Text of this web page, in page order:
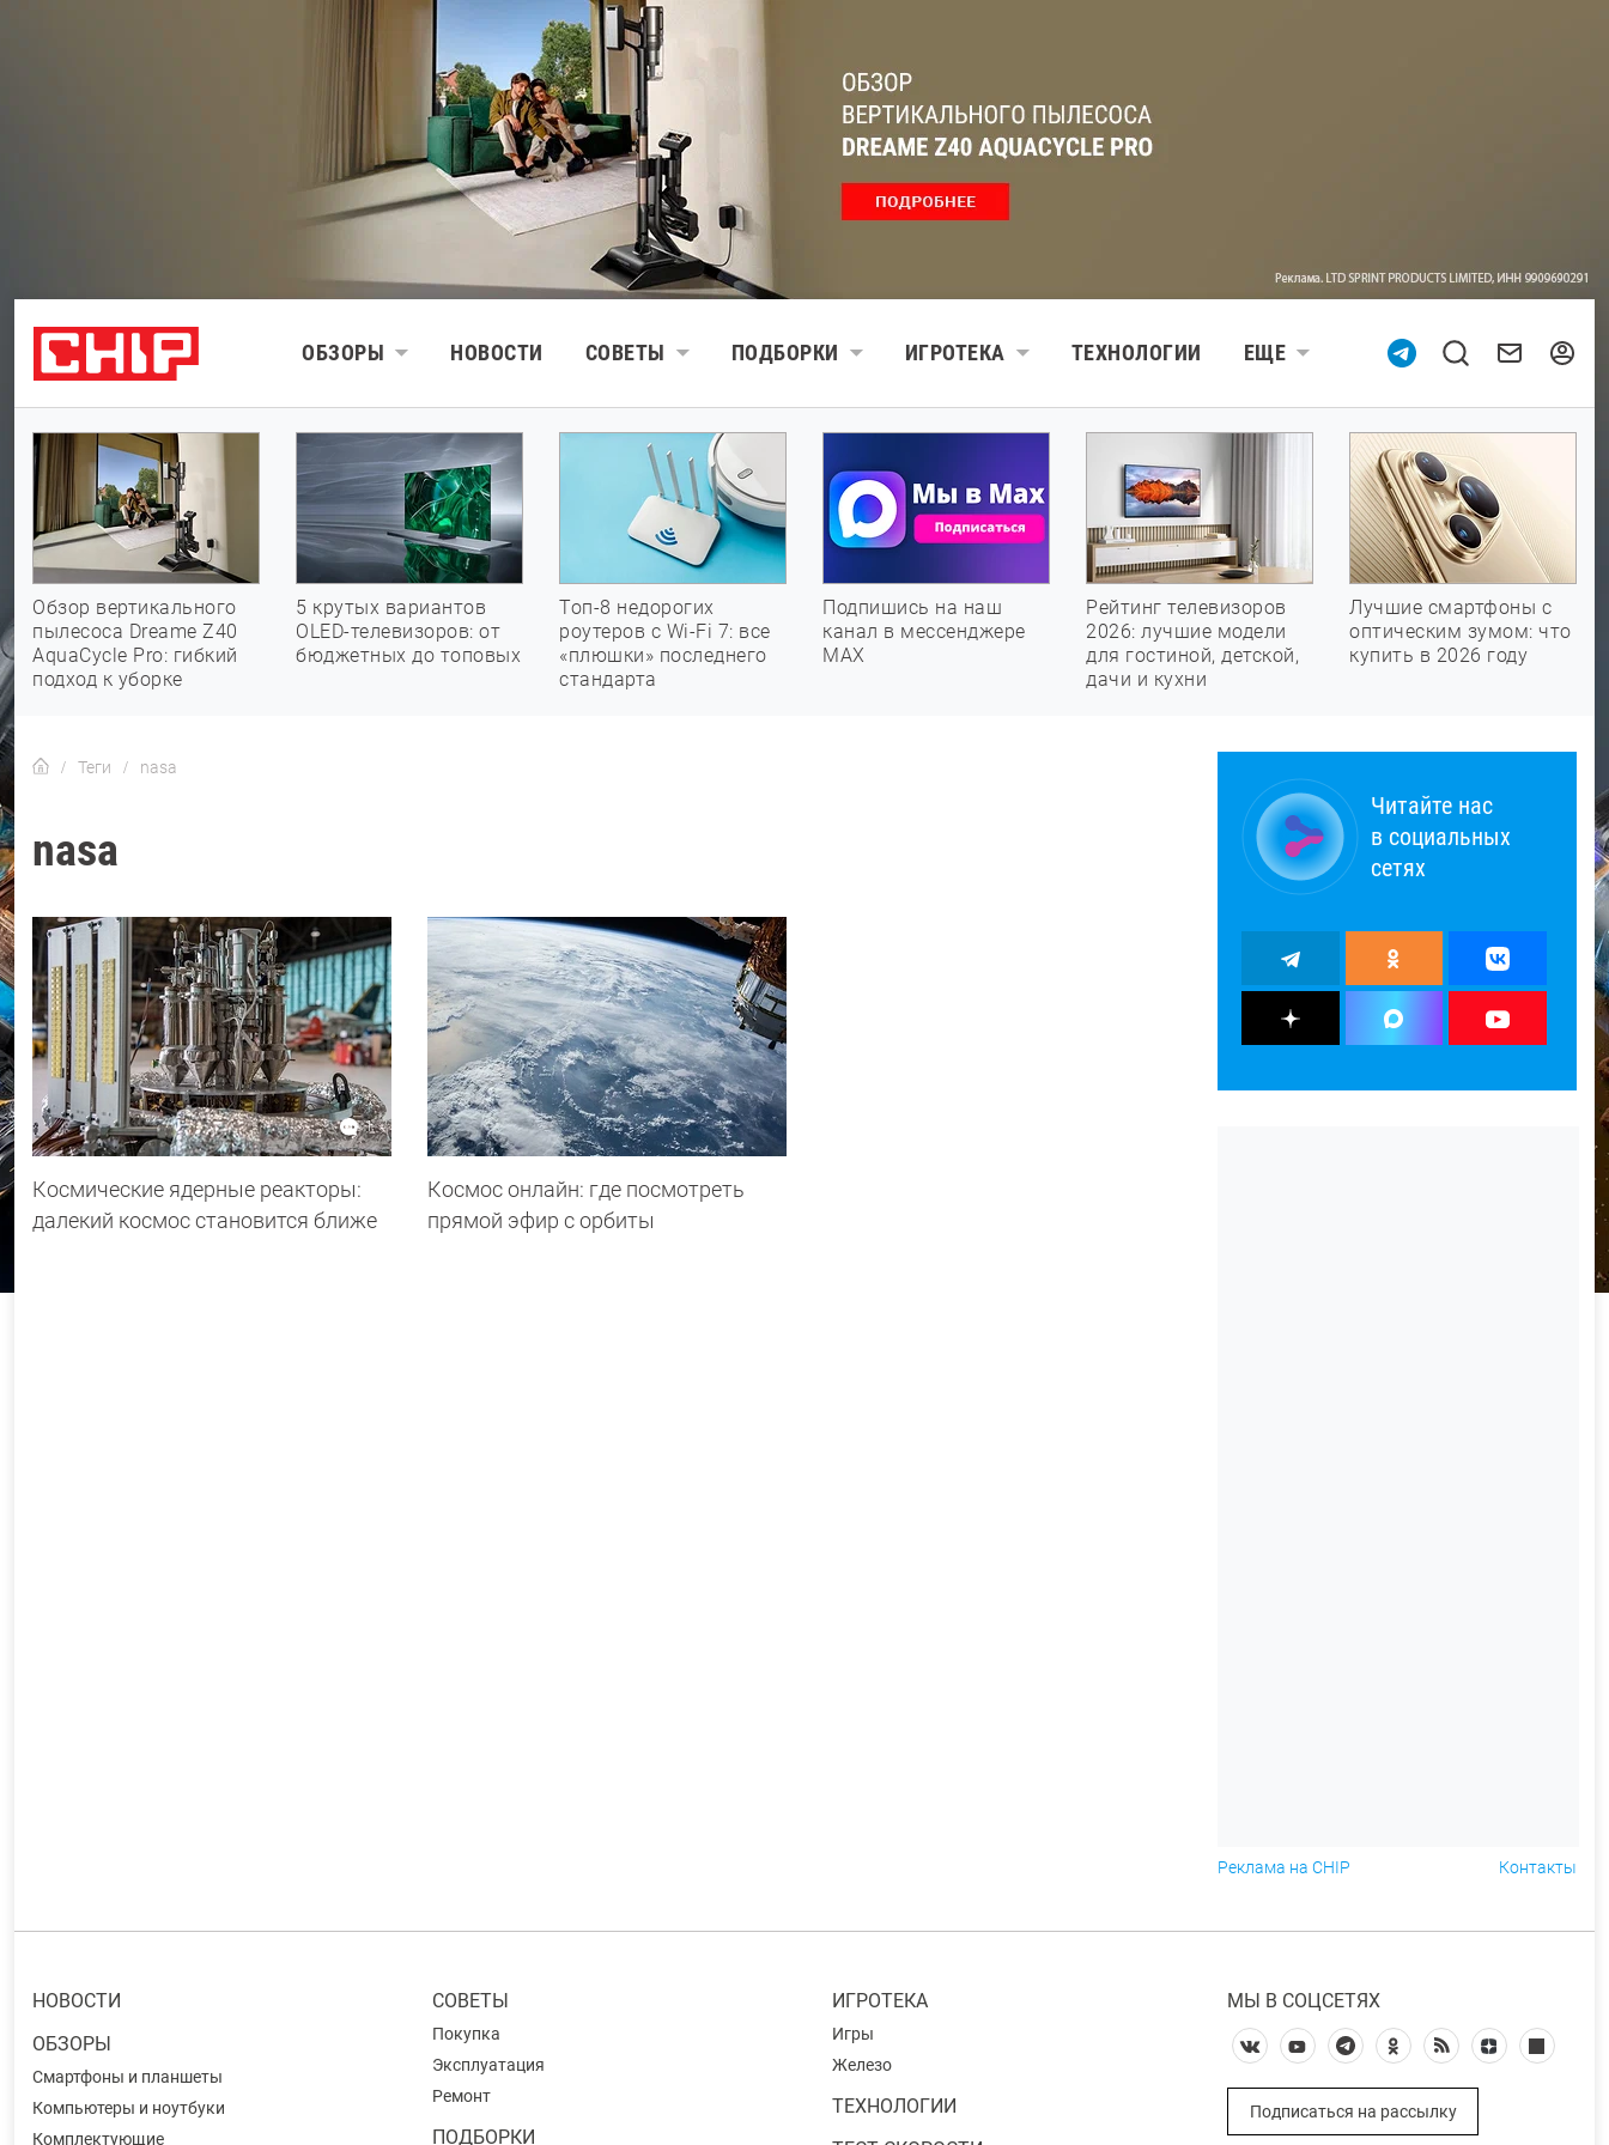
ОБЗОРЫ НОВОСТИ СОВЕТЫ ПОДБОРКИ ИГРОТЕКА ТЕХНОЛОГИИ ЕЩЕ
Обзор вертикального
пылесоса Dreame Z40
AquaCycle Pro: гибкий
подход к уборке
5 крутых вариантов
OLED-телевизоров: от
бюджетных до топовых
Топ-8 недорогих
роутеров с Wi-Fi 7: все
«плюшки» последнего
стандарта
Подпишись на наш
канал в мессенджере
МАХ
Рейтинг телевизоров
2026: лучшие модели
для гостиной, детской,
дачи и кухни
Лучшие смартфоны с
оптическим зумом: что
купить в 2026 году
Теги nasa
nasa
1
Космические ядерные реакторы:
далекий космос становится ближе
Космос онлайн: где посмотреть
прямой эфир с орбиты
Читайте нас
в социальных
сетях
Реклама на CHIP Контакты
НОВОСТИ
ОБЗОРЫ
Смартфоны и планшеты
Компьютеры и ноутбуки
Комплектующие
СОВЕТЫ
Покупка
Эксплуатация
Ремонт
ПОДБОРКИ
ИГРОТЕКА
Игры
Железо
ТЕХНОЛОГИИ
МЫ В СОЦСЕТЯХ
Подписаться на рассылку